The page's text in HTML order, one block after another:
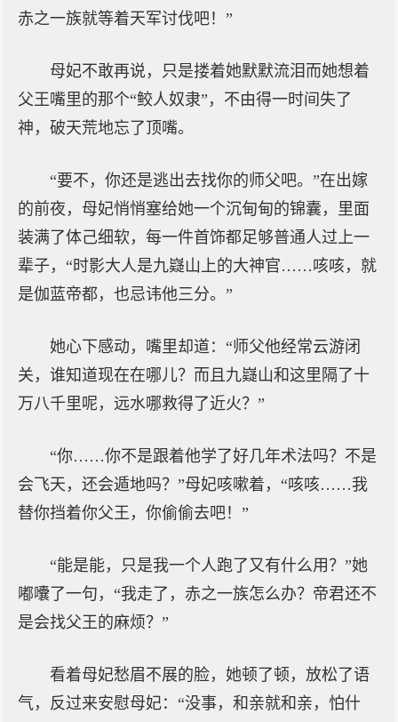
赤之一族就等着天军讨伐吧！”
母妃不敢再说，只是搂着她默默流泪而她想着
父王嘴里的那个“鲛人奴隶”，不由得一时间失了
神，破天荒地忘了顶嘴。
“要不，你还是逃出去找你的师父吧。”在出嫁
的前夜，母妃悄悄塞给她一个沉甸甸的锦囊，里面
装满了体己细软，每一件首饰都足够普通人过上一
辈子，“时影大人是九嶷山上的大神官……咳咳，就
是伽蓝帝都，也忌讳他三分。”
她心下感动，嘴里却道：“师父他经常云游闭
关，谁知道现在在哪儿？而且九嶷山和这里隔了十
万八千里呢，远水哪救得了近火？”
“你……你不是跟着他学了好几年术法吗？不是
会飞天，还会遁地吗？”母妃咳嗽着，“咳咳……我
替你挡着你父王，你偷偷去吧！”
“能是能，只是我一个人跑了又有什么用？”她
嘟囔了一句，“我走了，赤之一族怎么办？帝君还不
是会找父王的麻烦？”
看着母妃愁眉不展的脸，她顿了顿，放松了语
气，反过来安慰母妃：“没事，和亲就和亲，怕什